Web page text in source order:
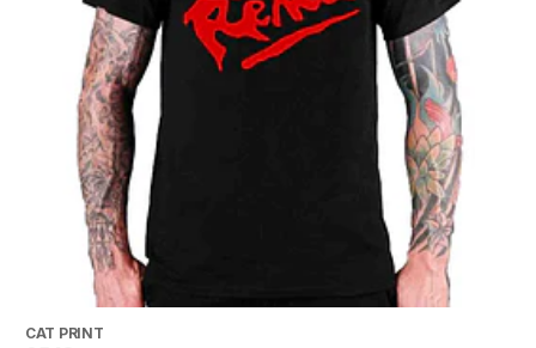
CAT PRINT